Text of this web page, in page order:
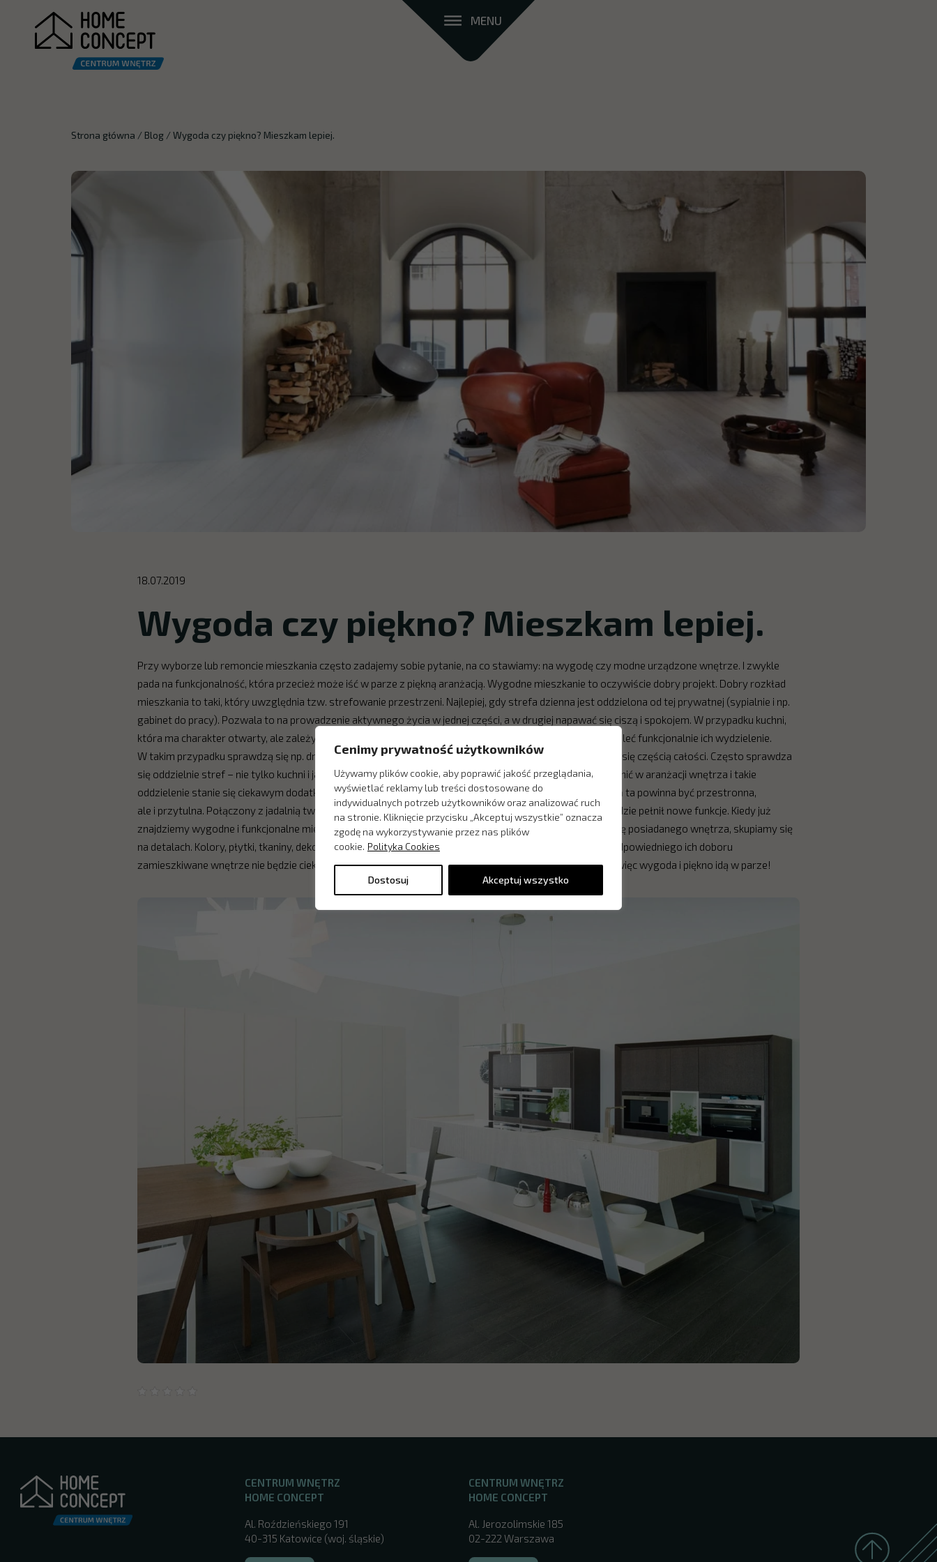
Cenimy prywatność użytkowników
Używamy plików cookie, aby poprawić jakość przeglądania,
wyświetlać reklamy lub treści dostosowane do
indywidualnych potrzeb użytkowników oraz analizować ruch
na stronie. Kliknięcie przycisku „Akceptuj wszystkie” oznacza
zgodę na wykorzystywanie przez nas plików
cookie. Polityka Cookies
Dostosuj Akceptuj wszystko
MENU
Strona główna /Blog /Wygoda czy piękno? Mieszkam lepiej.
18.07.2019
Wygoda czy piękno? Mieszkam lepiej.
Przy wyborze lub remoncie mieszkania często zadajemy sobie pytanie, na co stawiamy: na wygodę czy modne urządzone wnętrze. I zwykle
pada na funkcjonalność, która przecież może iść w parze z piękną aranżacją. Wygodne mieszkanie to oczywiście dobry projekt. Dobry rozkład
mieszkania to taki, który uwzględnia tzw. strefowanie przestrzeni. Najlepiej, gdy strefa dzienna jest oddzielona od tej prywatnej (sypialnie i np.
gabinet do pracy). Pozwala to na prowadzenie aktywnego życia w jednej części, a w drugiej napawać się ciszą i spokojem. W przypadku kuchni,
która ma charakter otwarty, ale zależy nam na zachowaniu podziału między nią a jadalnią, warto przemyśleć funkcjonalnie ich wydzielenie.
W takim przypadku sprawdzą się np. drzwi przesuwane lub podwieszane. Po otwarciu drzwi kuchnia staje się częścią całości. Często sprawdza
się oddzielnie stref – nie tylko kuchni i jadalni – stylowym regałem lub parawanem. Wtedy można się spełnić w aranżacji wnętrza i takie
oddzielenie stanie się ciekawym dodatkiem. A co z salonem, który obok kuchni to serce domu? Przestrzeń ta powinna być przestronna,
ale i przytulna. Połączony z jadalnią tworzy miejsce otwarte dla gości, a w gdy łączy się z korytarzem będzie pełnił nowe funkcje. Kiedy już
znajdziemy wygodne i funkcjonalne mieszkanie, dom lub przy pomocy projektanta stworzymy rearanżację posiadanego wnętrza, skupiamy się
na detalach. Kolory, płytki, tkaniny, dekoracje. One są charakterem i nastrojem naszego mieszkania. Bez odpowiedniego ich doboru
zamieszkiwane wnętrze nie będzie ciekawe, a przede wszystkim nie odda naszej osobowości i stylu. Tak więc wygoda i piękno idą w parze!
CENTRUM WNĘTRZ
HOME CONCEPT
Al. Roździeńskiego 191
40-315 Katowice (woj. śląskie)
CENTRUM WNĘTRZ
HOME CONCEPT
Al. Jerozolimskie 185
02-222 Warszawa